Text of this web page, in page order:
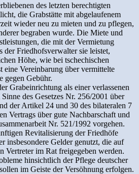
des letzten berechtigten
die Grabstätte mit abgelaufenem
wieder neu zu mieten und zu pflegen,
begraben wurde. Die Miete und
die mit der Vermietung
der Friedhofsverwalter sie leistet,
Höhe, wie bei tschechischen
Vereinbarung über vermittelte
gegen Gebühr.
Grabeinrichtung als einer verlassenen
des Gesetzes Nr. 256/2001 über
der Artikel 24 und 30 des bilateralen 7
Vertrags über gute Nachbarschaft und
Nr. 521/1992 vorgehen.
Revitalisierung der Friedhöfe
insbesondere Gelder genutzt, die auf
Vertreter im Rat freigegeben werden.
hinsichtlich der Pflege deutscher
im Geiste der Versöhnung erfolgen.